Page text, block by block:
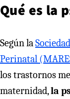
Qué es la
Según la
Perinatal
los trastornos
maternidad,la